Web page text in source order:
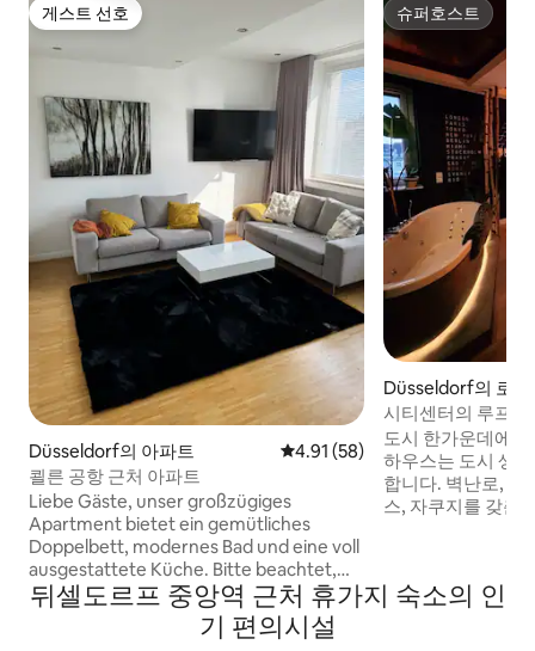
게스트 선호
게스트 선호
Düsseldorf의 아파트 평점 4.91점(5점 만점), 후기 58
4.91 (58)
쾰른 공항 근처 아파트
Liebe Gäste, unser großzügiges
Apartment bietet ein gemütliches
Doppelbett, modernes Bad und eine voll
ausgestattete Küche. Bitte beachtet,
dass wir uns im 4. Stock befinden, mit
Aufzug. Genießt die Zeit auf unserer
Terrasse aus und genieße Atmosphäre
슈퍼호스트
슈퍼호스트
Düsseldorf의 로
시티센터의 루프탑
도시 한가운데에
하우스는 도시 생
합니다. 벽난로, 홈
스, 자쿠지를 갖춘
할 수 있습니다.
뒤셀도르프 중앙역 근처 휴가지 숙소의 인
기 편의시설